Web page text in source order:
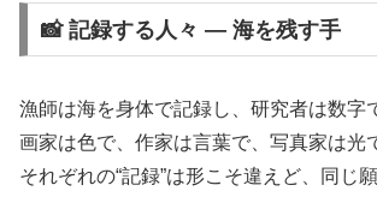
📸 記録する人々 ― 海を残す手
漁師は海を身体で記録し、研究者は数字
画家は色で、作家は言葉で、写真家は光
それぞれの“記録”は形こそ違えど、同じ